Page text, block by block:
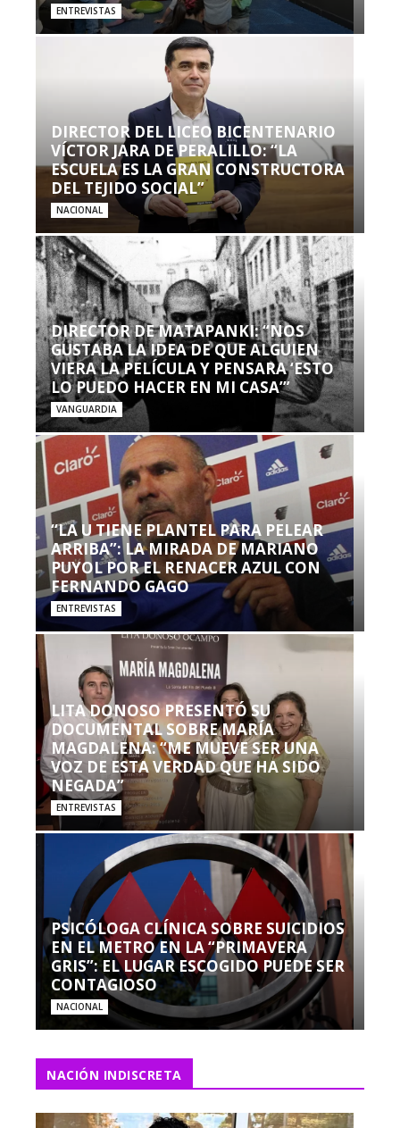
ENTREVISTAS
DIRECTOR DEL LICEO BICENTENARIO
VÍCTOR JARA DE PERALILLO: “LA
ESCUELA ES LA GRAN CONSTRUCTORA
DEL TEJIDO SOCIAL”
NACIONAL
DIRECTOR DE MATAPANKI: “NOS
GUSTABA LA IDEA DE QUE ALGUIEN
VIERA LA PELÍCULA Y PENSARA ‘ESTO
LO PUEDO HACER EN MI CASA’”
VANGUARDIA
“LA U TIENE PLANTEL PARA PELEAR
ARRIBA”: LA MIRADA DE MARIANO
PUYOL POR EL RENACER AZUL CON
FERNANDO GAGO
ENTREVISTAS
LITA DONOSO PRESENTÓ SU
DOCUMENTAL SOBRE MARÍA
MAGDALENA: “ME MUEVE SER UNA
VOZ DE ESTA VERDAD QUE HA SIDO
NEGADA”
ENTREVISTAS
PSICÓLOGA CLÍNICA SOBRE SUICIDIOS
EN EL METRO EN LA “PRIMAVERA
GRIS”: EL LUGAR ESCOGIDO PUEDE SER
CONTAGIOSO
NACIONAL
NACIÓN INDISCRETA